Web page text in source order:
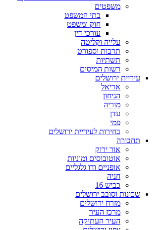
משפטים
בתי המשפט
חוק ומשפט
עורכי דין
עלייה וקליטה
תרבות וספורט
תשתיות
רשות המיסים
עיריית ירושלים
אריאל
הגיחון
מוריה
עדן
פמי
בחירות לעיריית ירושלים
תחבורה
אור ירוק
אוטובוסים ומוניות
אופניים ודו גלגליים
חניה
כביש 16
שכונות וסובב ירושלים
מזרח ירושלים
מרכז העיר
העיר העתיקה